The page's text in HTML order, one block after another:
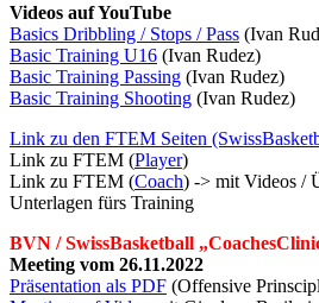
Videos auf YouTube
Basics Dribbling / Stops / Pass (Ivan
Basic Training U16 (Ivan Rudez)
Basic Training Passing (Ivan Rudez)
Basic Training Shooting (Ivan Rudez)
Link zu den FTEM Seiten
Link zu FTEM (Player)
Link zu FTEM (Coach) -> mit Videos /
Unterlagen fürs Training
BVN / SwissBasketball
Meeting vom 26.11.2022
Präsentation als PDF (Offensive